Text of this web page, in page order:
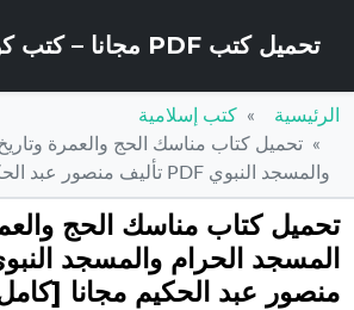
تحميل كتب PDF مجانا – كتب كو
الرئيسية
كتب إسلامية
تحميل كتاب مناسك الحج والعمرة
والمسجد النبوي PDF تأليف منصور عبد الحكيم مجانا [كامل]
تحميل كتاب مناسك الحج
منصور عبد الحكيم مجانا